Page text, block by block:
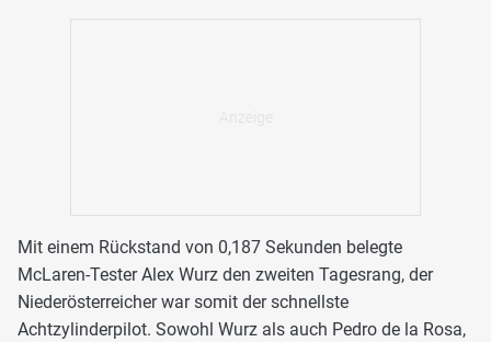
Mit einem Rückstand von 0,187 Sekunden belegte
McLaren-Tester Alex Wurz den zweiten Tagesrang, der
Niederösterreicher war somit der schnellste
Achtzylinderpilot. Sowohl Wurz als auch Pedro de la Rosa,